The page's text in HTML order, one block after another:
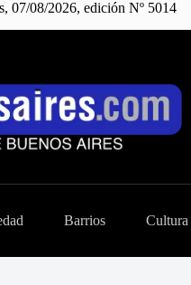
07/08/2026, edición Nº 5014
Barrios Cultura